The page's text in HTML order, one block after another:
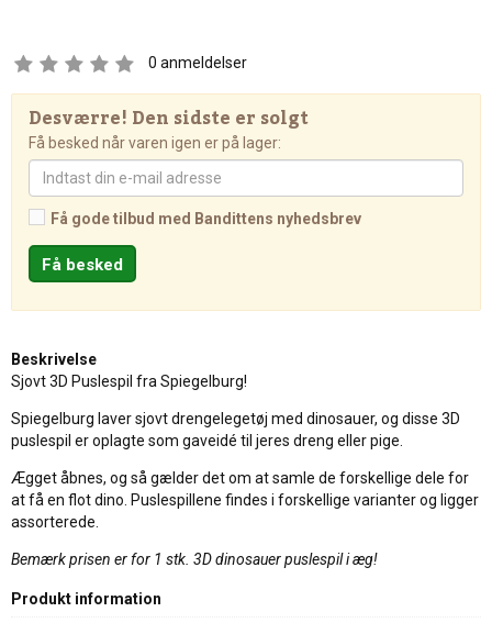
0 anmeldelser
Desværre! Den sidste er solgt
Få besked når varen igen er på lager:
Få gode tilbud med Bandittens nyhedsbrev
Beskrivelse
Sjovt 3D Puslespil fra Spiegelburg!
Spiegelburg laver sjovt drengelegetøj med dinosauer, og disse 3D
puslespil er oplagte som gaveidé til jeres dreng eller pige.
Ægget åbnes, og så gælder det om at samle de forskellige dele for
at få en flot dino. Puslespillene findes i forskellige varianter og ligger
assorterede.
Bemærk prisen er for 1 stk. 3D dinosauer puslespil i æg!
Produkt information